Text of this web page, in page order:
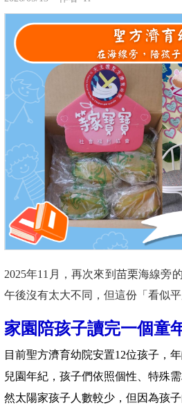
2025年11月，再次來到苗栗海線旁
午後沒有太大不同，但這份「看似
家園陪孩子讀完一個童
目前聖方濟育幼院安置12位孩子，
兒園年紀，孩子們依照個性、特殊
然太陽家孩子人數較少，但因為孩